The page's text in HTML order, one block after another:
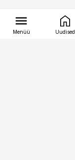
Menüü Uudised